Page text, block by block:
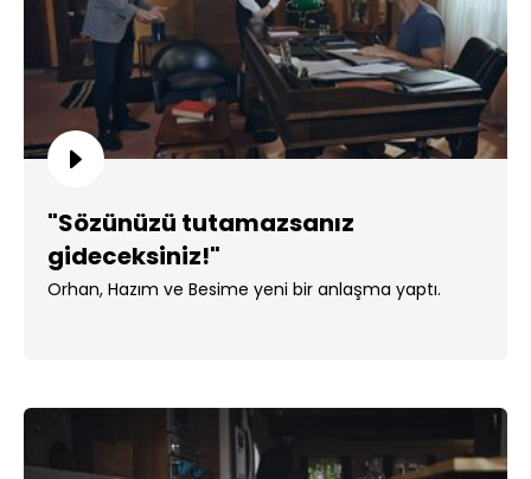
"Sözünüzü tutamazsanız
gideceksiniz!"
Orhan, Hazım ve Besime yeni bir anlaşma yaptı.